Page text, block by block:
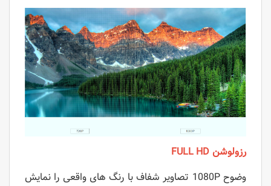
رزولوشن FULL HD
وضوح 1080P تصاویر شفاف با رنگ های واقعی را نمایش